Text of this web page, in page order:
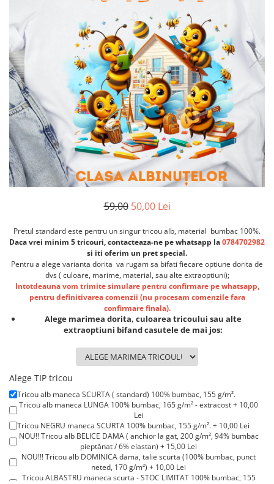
Seturi cadou barbati
Seturi cadou barbati portofel si curea
Ceasuri pentru EL
Cadouri craciun barbati
Cadouri personalizate barbati
Cadouri copii
Caciuli copii
Cadouri copii bebelusi 0+
Lenjerii de pat Disney
Cadouri copii 1 an
Sticlă pentru apa Personalizată
Sepci personalizate
Seturi cadou pentru copii KID's Collection
Lenjerii de pat pentru copii
Cadouri Cuplu
Pijamale de CRACIUN
Pijamale de barbati
Halate si capoate
Pijamale
WINTER Collection
Halate si pijamale Family
Incaltaminte
Seturi elegante femei
Umbrele
Sepci personalizate
Bannere personalizate scoli si gradinite
Caserole personalizate sandwich
Saculeti personalizati
Sticla de apa personalizata
Agende si caiete personalizate
59,00 50,00 Lei
Pretul standard este pentru un singur tricou alb, material bumbac 100%.
Daca vrei minim 5 tricouri, contacteaza-ne pe whatsapp la0784702982
si iti oferim un pret special.
Pentru a alege varianta dorita va rugam sa bifati fiecare optiune dorita de
dvs ( culoare, marime, material, sau alte extraoptiuni);
Intotdeauna vom trimite simulare pentru confirmare pe whatsapp,
pentru definitivarea comenzii (nu procesam comenzile fara
confirmare finala).
Alege marimea dorita, culoarea tricoului sau alte
extraoptiuni bifand casutele de mai jos:
Alege TIP tricou
Tricou alb maneca SCURTA ( standard) 100% bumbac, 155 g/m².
Tricou alb maneca LUNGA 100% bumbac, 165 g/m² - extracost + 10,00
Lei
Tricou NEGRU maneca SCURTA 100% bumbac, 155 g/m². + 10,00 Lei
NOU!! Tricou alb BELICE DAMA ( anchior la gat, 200 g/m², 94% bumbac
pieptănat / 6% elastan) + 15,00 Lei
NOU!!! Tricou alb DOMINICA dama, talie scurta (100% bumbac, punct
neted, 170 g/m²) + 10,00 Lei
Tricou ALBASTRU maneca scurta - STOC LIMITAT 100% bumbac, 155